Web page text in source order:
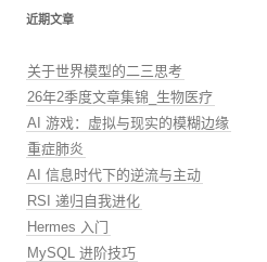
近期文章
关于世界模型的二三思考
26年2季度文章集锦_生物医疗
AI 游戏：虚拟与现实的模糊边缘
重症肺炎
AI 信息时代下的逆流与主动
RSI 递归自我进化
Hermes 入门
MySQL 进阶技巧